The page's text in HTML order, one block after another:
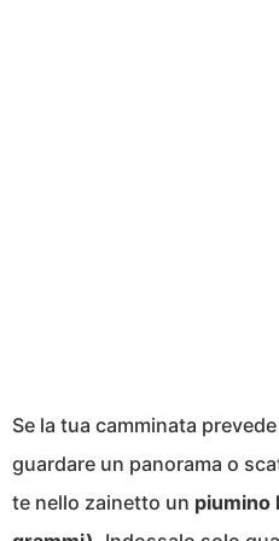
Se la tua camminata
guardare un panorama o
te nello zainetto un piumino